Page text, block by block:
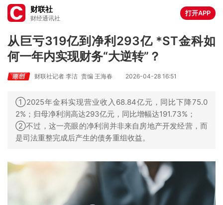
财联社
财经通讯社
打开APP
从巨亏319亿到净利293亿 *ST金科如
何一年内实现财务“大逆转”？
财联社记者 李洁 责编 王海春 2026-04-28 16:51
①2025年金科实现营业收入68.84亿元，同比下降75.0
2%；归母净利润高达293亿元，同比增幅达191.73%；
②不过，这一亮眼的净利润并非来自房地产开发经营，而
是司法重整完成后产生的债务重组收益。